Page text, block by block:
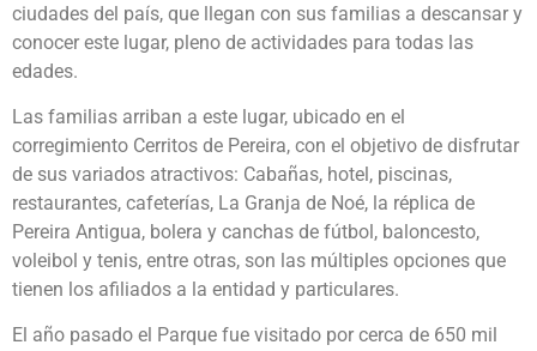
ciudades del país, que llegan con sus familias a descansar y
conocer este lugar, pleno de actividades para todas las
edades.
Las familias arriban a este lugar, ubicado en el
corregimiento Cerritos de Pereira, con el objetivo de disfrutar
de sus variados atractivos: Cabañas, hotel, piscinas,
restaurantes, cafeterías, La Granja de Noé, la réplica de
Pereira Antigua, bolera y canchas de fútbol, baloncesto,
voleibol y tenis, entre otras, son las múltiples opciones que
tienen los afiliados a la entidad y particulares.
El año pasado el Parque fue visitado por cerca de 650 mil